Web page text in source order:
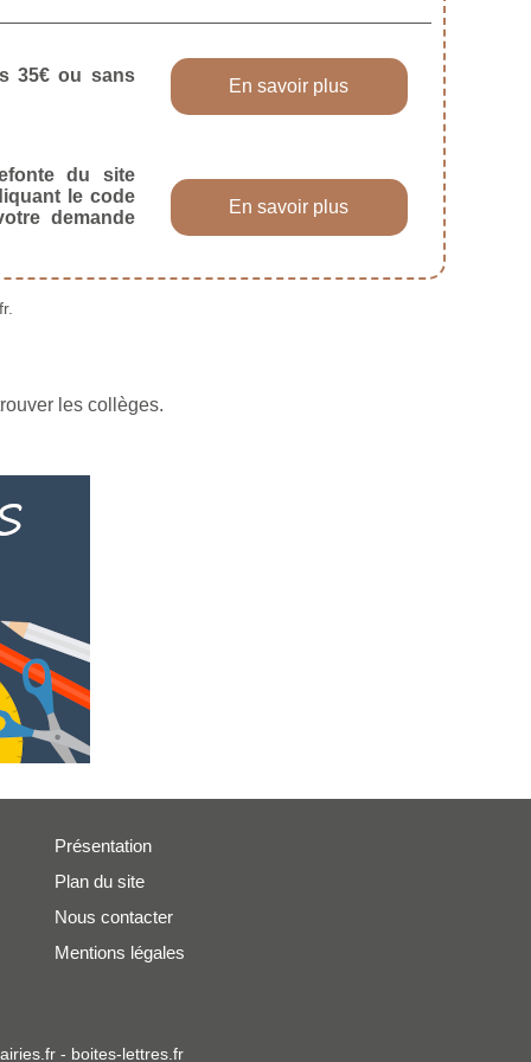
35€ ou sans
En savoir plus
du site
le code
demande
En savoir plus
les collèges.
Présentation
Plan du site
Nous contacter
Mentions légales
- boites-lettres.fr